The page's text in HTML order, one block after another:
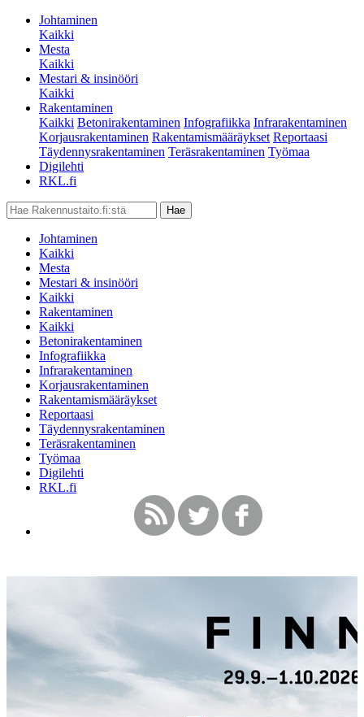
Johtaminen
Kaikki
Mesta
Kaikki
Mestari & insinööri
Kaikki
Rakentaminen
Kaikki Betonirakentaminen Infografiikka Infrarakentaminen
Korjausrakentaminen Rakentamismääräykset Reportaasi
Täydennysrakentaminen Teräsrakentaminen Työmaa
Digilehti
RKL.fi
Johtaminen
Kaikki
Mesta
Mestari & insinööri
Kaikki
Rakentaminen
Kaikki
Betonirakentaminen
Infografiikka
Infrarakentaminen
Korjausrakentaminen
Rakentamismääräykset
Reportaasi
Täydennysrakentaminen
Teräsrakentaminen
Työmaa
Digilehti
RKL.fi